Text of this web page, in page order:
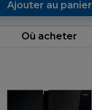
Ajouter au panier
Où acheter